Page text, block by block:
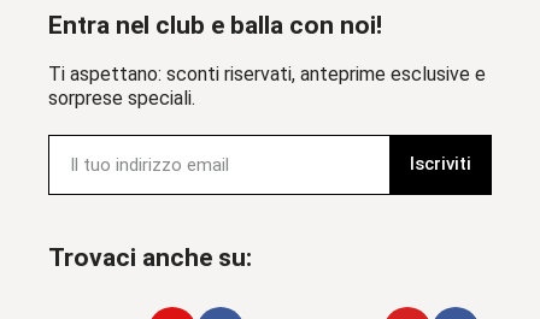
Entra nel club e balla con noi!
Ti aspettano: sconti riservati, anteprime esclusive e
sorprese speciali.
Iscriviti
Trovaci anche su: